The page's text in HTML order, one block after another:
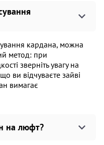
кардана, можна
метод: при
зверніть увагу на
ви відчуваєте зайві
вимагає
на люфт?